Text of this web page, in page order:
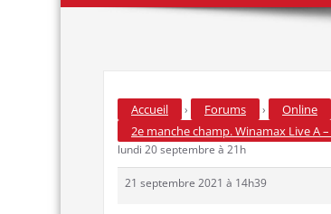
Accueil › Forums › Online
2e manche champ. Winamax Live A
lundi 20 septembre à 21h
21 septembre 2021 à 14h39